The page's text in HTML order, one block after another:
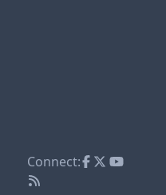
Connect: